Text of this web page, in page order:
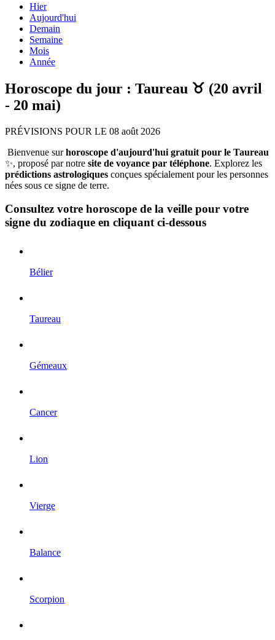
Hier
Aujourd'hui
Demain
Semaine
Mois
Année
Horoscope du jour : Taureau ♉ (20 avril
- 20 mai)
PRÉVISIONS POUR LE 08 août 2026
Bienvenue surhoroscope d'aujourd'hui gratuit pour le Taureau
✨, proposé par notre site de voyance par téléphone. Explorez les
prédictions astrologiques conçues spécialement pour les personnes
nées sous ce signe de terre.
Consultez votre horoscope de la veille pour votre
signe du zodiaque en cliquant ci-dessous
Bélier
Taureau
Gémeaux
Cancer
Lion
Vierge
Balance
Scorpion